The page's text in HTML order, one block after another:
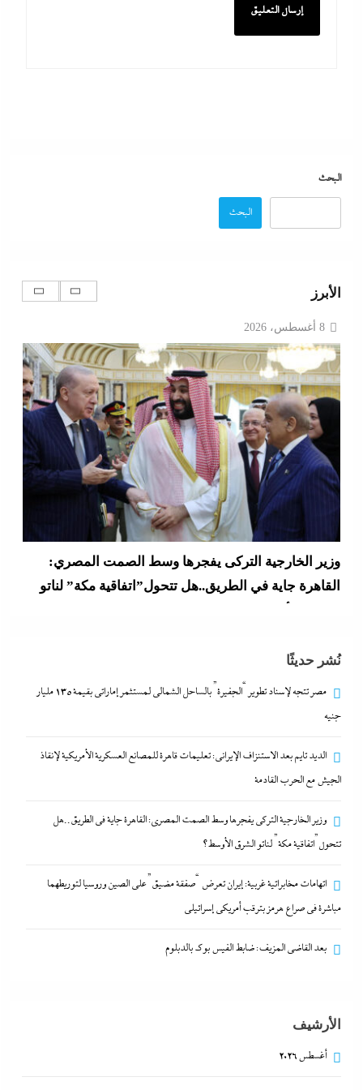
البحث
البحث
الأبرز
لمستثمر إماراتي بقيمة 135 مليار جنيه
العسكرية الأمريكية لإنقاذ الجيش مع الحرب القادمة
8 أغسطس، 2026
وزير الخارجية التركى يفجرها وسط الصمت المصري:
القاهرة جاية في الطريق..هل تتحول”اتفاقية مكة” لناتو
اتهامات مخابراتية غربية: إيران تعرض “صفقة مضيق”
على الصين وروسيا لتوريطهما مباشرة في صراع هرمز
بترقب أمريكي إسرائيلى
8 أغسطس، 2026
نُشر حديثًا
مصر تتجه لإسناد تطوير “الجفيرة” بالساحل الشمالي لمستثمر إماراتي بقيمة 135 مليار
جنيه
الديد تايم بعد الاستنزاف الإيرانى: تعليمات قاهرة للمصانع العسكرية الأمريكية لإنقاذ
الجيش مع الحرب القادمة
وزير الخارجية التركى يفجرها وسط الصمت المصري: القاهرة جاية في الطريق..هل
تتحول”اتفاقية مكة” لناتو الشرق الأوسط؟
اتهامات مخابراتية غربية: إيران تعرض “صفقة مضيق” على الصين وروسيا لتوريطهما
مباشرة في صراع هرمز بترقب أمريكي إسرائيلى
بعد القاضي المزيف: ضابط الفيس بوك بالدبلوم
الأرشيف
أغسطس 2026